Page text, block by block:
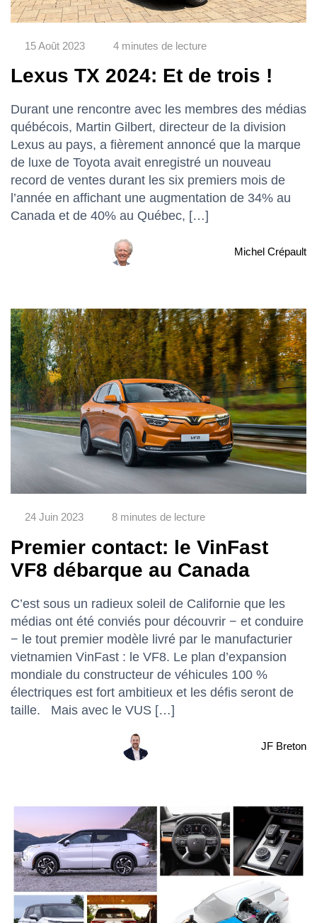
15 Août 2023 4 minutes de lecture
Lexus TX 2024: Et de trois !
Durant une rencontre avec les membres des médias
québécois, Martin Gilbert, directeur de la division
Lexus au pays, a fièrement annoncé que la marque
de luxe de Toyota avait enregistré un nouveau
record de ventes durant les six premiers mois de
l’année en affichant une augmentation de 34% au
Canada et de 40% au Québec, […]
Michel Crépault
24 Juin 2023 8 minutes de lecture
Premier contact: le VinFast
VF8 débarque au Canada
C’est sous un radieux soleil de Californie que les
médias ont été conviés pour découvrir − et conduire
− le tout premier modèle livré par le manufacturier
vietnamien VinFast : le VF8. Le plan d’expansion
mondiale du constructeur de véhicules 100 %
électriques est fort ambitieux et les défis seront de
taille. Mais avec le VUS […]
JF Breton